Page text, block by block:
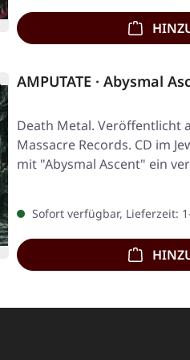
AMPUTATE · Abysmal
Death Metal. Veröffentlicht
Massacre Records. CD im
mit "Abysmal Ascent" ein
Sofort verfügbar, Lieferzeit: